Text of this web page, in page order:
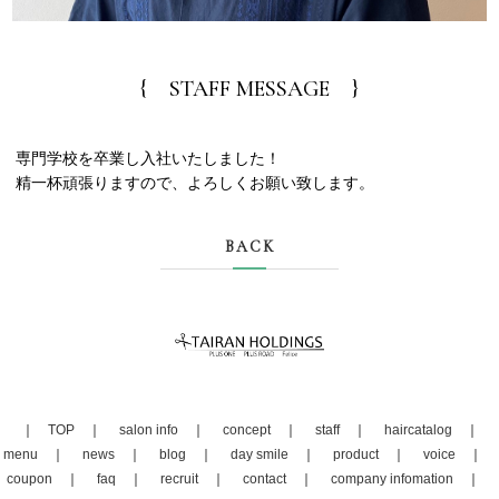
{ STAFF MESSAGE }
専門学校を卒業し入社いたしました！
精一杯頑張りますので、よろしくお願い致します。
BACK
TOP salon info concept staff
haircatalog
menu
news blog day smile product
voice
coupon
faq recruit contact company infomation